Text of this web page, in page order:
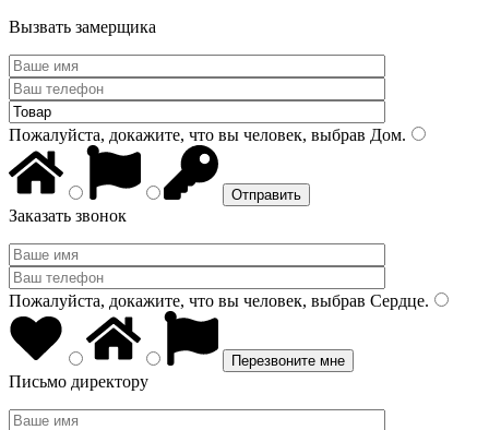
Вызвать замерщика
Пожалуйста, докажите, что вы человек, выбрав Дом.
Заказать звонок
Пожалуйста, докажите, что вы человек, выбрав Сердце.
Письмо директору